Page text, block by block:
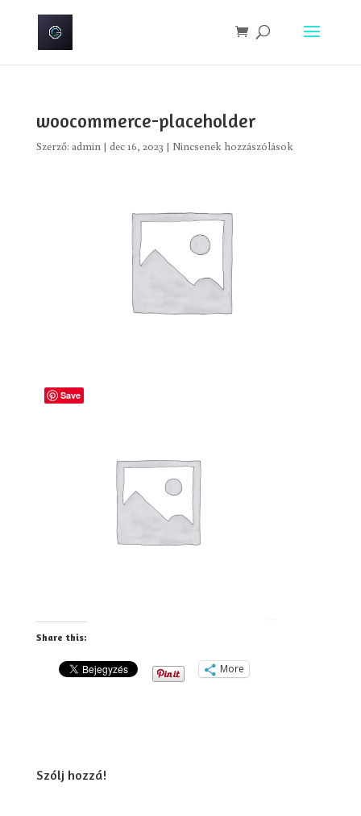
woocommerce-placeholder
Szerző: admin| dec 16, 2023 | Nincsenek hozzászólások
Share this:
More
Szólj hozzá!
Save